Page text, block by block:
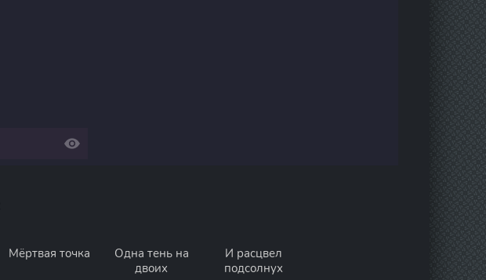
Мёртвая точка
Одна тень на
двоих
И расцвел
подсолнух